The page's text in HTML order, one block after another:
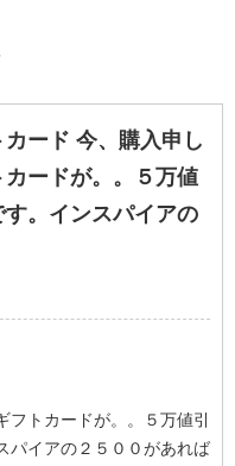
ード 今、購入申し
ードが。。５万値
。インスパイアの
トカードが。。５万値引
パイアの２５００があれば